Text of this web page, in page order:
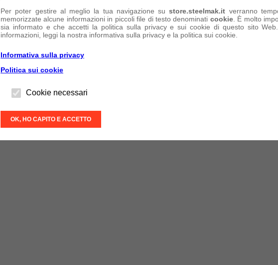
Per poter gestire al meglio la tua navigazione sustore.steelmak.it verranno
memorizzate alcune informazioni in piccoli file di testo denominati cookie. È molto
sia informato e che accetti la politica sulla privacy e sui cookie di questo sito
informazioni, leggi la nostra informativa sulla privacy e la politica sui cookie.
Informativa sulla privacy
Politica sui cookie
Cookie necessari
OK, HO CAPITO E ACCETTO